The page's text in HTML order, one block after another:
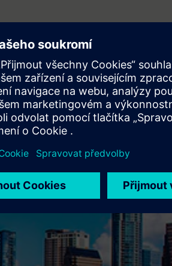
které vám pomohou škálovat